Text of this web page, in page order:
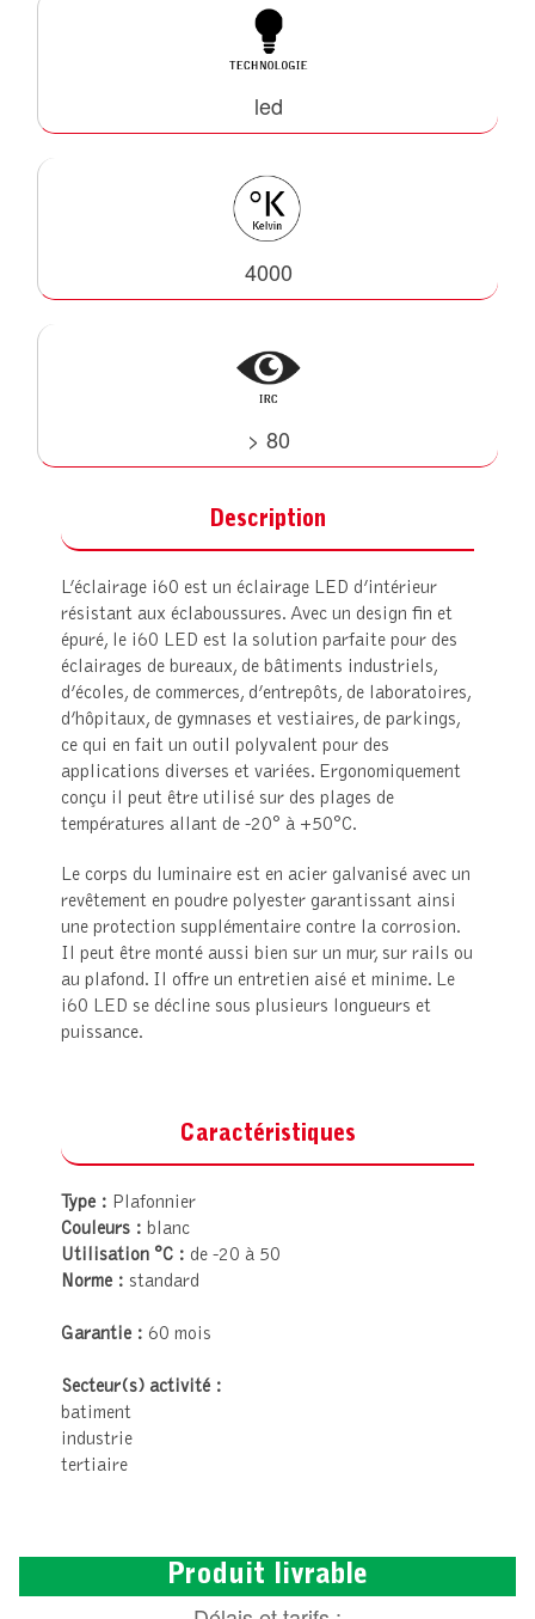
led
4000
> 80
Description
L’éclairage i60 est un éclairage LED d’intérieur
résistant aux éclaboussures. Avec un design fin et
épuré, le i60 LED est la solution parfaite pour des
éclairages de bureaux, de bâtiments industriels,
d’écoles, de commerces, d’entrepôts, de laboratoires,
d’hôpitaux, de gymnases et vestiaires, de parkings,
ce qui en fait un outil polyvalent pour des
applications diverses et variées. Ergonomiquement
conçu il peut être utilisé sur des plages de
températures allant de -20° à +50°C.
Le corps du luminaire est en acier galvanisé avec un
revêtement en poudre polyester garantissant ainsi
une protection supplémentaire contre la corrosion.
Il peut être monté aussi bien sur un mur, sur rails ou
au plafond. Il offre un entretien aisé et minime. Le
i60 LED se décline sous plusieurs longueurs et
puissance.
Caractéristiques
Type : Plafonnier
Couleurs : blanc
Utilisation °C : de -20 à 50
Norme : standard
Garantie : 60 mois
Secteur(s) activité :
batiment
industrie
tertiaire
Produit livrable